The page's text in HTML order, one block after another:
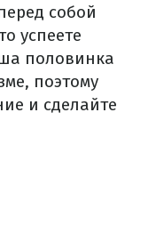
собой
успеете
половинка
поэтому
и сделайте